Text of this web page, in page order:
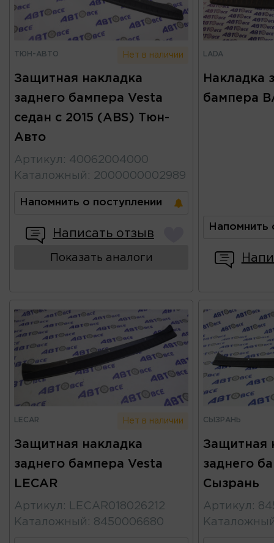
ТЮН-АВТО Нет в наличии
Защитная накладка
заднего бампера Vesta
седан с 2015 (ABS) Тюн-
Авто
Артикул : 40062004000
Каталожный : 2000000002989
Напомнить о поступлении
Написать отзыв
Показать аналоги
LADA
Накладка
бампера
Напомнить
LECAR Нет в наличии
Защитная накладка
заднего бампера Vesta
LECAR
Артикул :
LECAR018026212
Каталожный : 8450006680
СЫЗРАНЬ
Защитная
заднего
Сызрань
Артикул :